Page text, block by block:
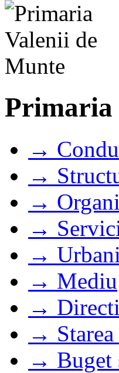
Primaria
→
→
→
→
→
→ Mediu
→
→
→ Buget